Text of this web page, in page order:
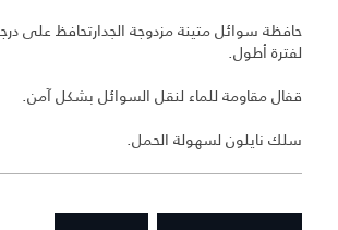
حافظة سوائل متينة مزدوجة الجدارتحافظ على
لفترة أطول.
قفال مقاومة للماء لنقل السوائل بشكل آمن.
سلك نايلون لسهولة الحمل.